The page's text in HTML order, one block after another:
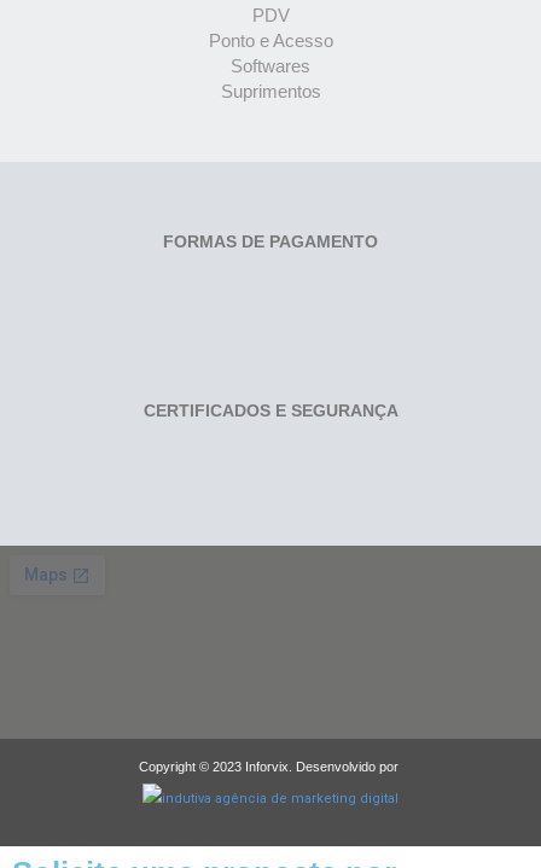
PDV
Ponto e Acesso
Softwares
Suprimentos
FORMAS DE PAGAMENTO
CERTIFICADOS E SEGURANÇA
Copyright © 2023 Inforvix. Desenvolvido por